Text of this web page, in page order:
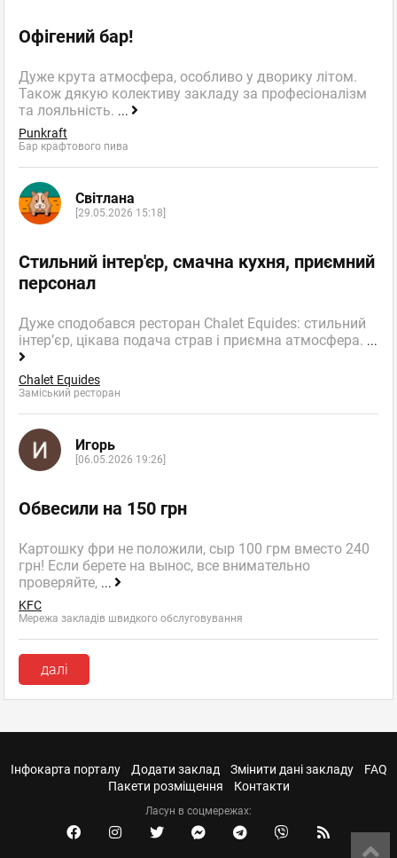
Офігений бар!
Дуже крута атмосфера, особливо у дворику літом.
Також дякую колективу закладу за професіоналізм
та лояльність. ...
Punkraft
Бар крафтового пива
Світлана
[29.05.2026 15:18]
Стильний інтер'єр, смачна кухня, приємний
персонал
Дуже сподобався ресторан Chalet Equides: стильний
інтер’єр, цікава подача страв і приємна атмосфера. ...
Chalet Equides
Заміський ресторан
Игорь
[06.05.2026 19:26]
Обвесили на 150 грн
Картошку фри не положили, сыр 100 грм вместо 240
грн! Если берете на вынос, все внимательно
проверяйте, ...
KFC
Мережа закладів швидкого обслуговування
далі
Інфокарта порталу Додати заклад Змінити дані закладу
FAQ
Пакети розміщення
Контакти
Ласун в соцмережах: